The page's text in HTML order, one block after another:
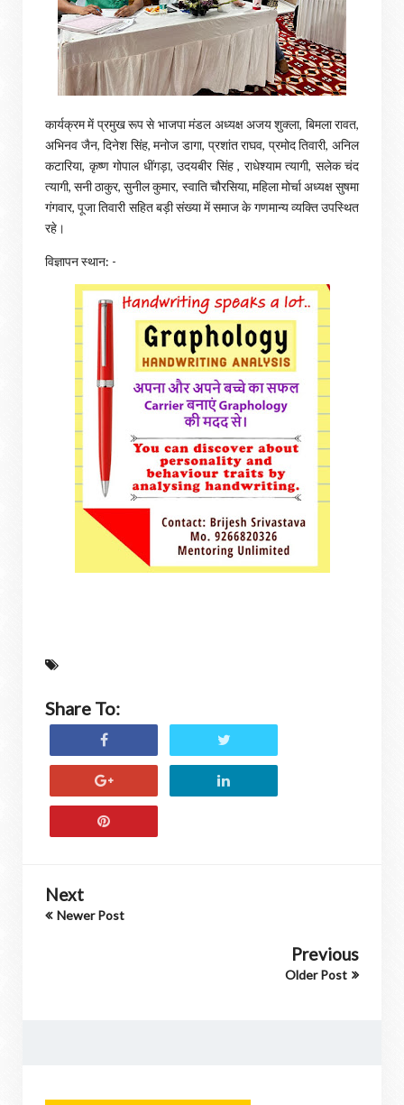
कार्यक्रम में प्रमुख रूप से भाजपा मंडल अध्यक्ष अजय शुक्ला, बिमला रावत,
अभिनव जैन, दिनेश सिंह, मनोज डागा, प्रशांत राघव, प्रमोद तिवारी, अनिल
कटारिया, कृष्ण गोपाल धींगड़ा, उदयबीर सिंह , राधेश्याम त्यागी, सलेक चंद
त्यागी, सनी ठाकुर, सुनील कुमार, स्वाति चौरसिया, महिला मोर्चा अध्यक्ष सुषमा
गंगवार, पूजा तिवारी सहित बड़ी संख्या में समाज के गणमान्य व्यक्ति उपस्थित
रहे।
विज्ञापन स्थान: -
Share To:
Next
Newer Post
Previous
Older Post